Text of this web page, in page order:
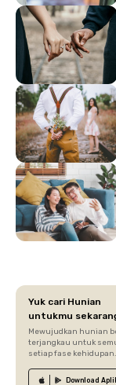
Yuk cari Hunian
untukmu
Mewujudkan hunian
terjangkau untuk
setiap fase kehidupan.
Download